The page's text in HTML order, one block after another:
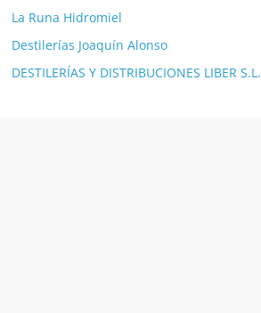
La Runa Hidromiel
Destilerías Joaquín Alonso
DESTILERÍAS Y DISTRIBUCIONES LIBER S.L.